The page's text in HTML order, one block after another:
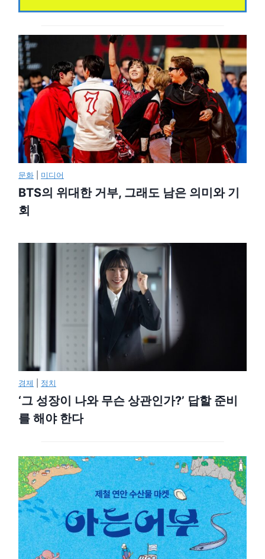
문화 미디어
BTS의 위대한 거부, 그래도 남은 의미와 기
회
경제 정치
‘그 성장이 나와 무슨 상관인가?’ 답할 준비
를 해야 한다